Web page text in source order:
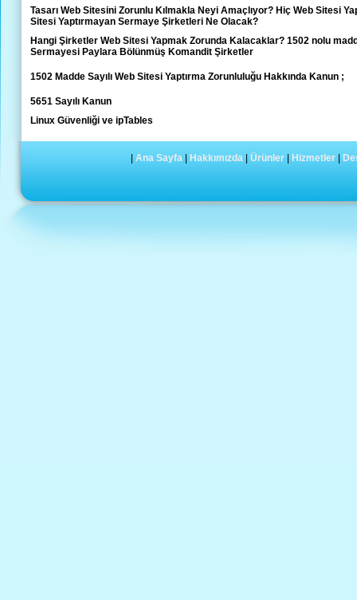
Tasarı Web Sitesini Zorunlu Kılmakla Neyi Amaçlıyor? Hiç Web Sitesi
Sitesi Yaptırmayan Sermaye Şirketleri Ne Olacak?
Hangi Şirketler Web Sitesi Yapmak Zorunda Kalacaklar? 1502 nolu
Sermayesi Paylara Bölünmüş Komandit Şirketler
1502 Madde Sayılı Web Sitesi Yaptırma Zorunluluğu Hakkında Kanun ;
5651 Sayılı Kanun
Linux Güvenliği ve ipTables
|Ana Sayfa Hakkımızda |Ürünler Hizmetler